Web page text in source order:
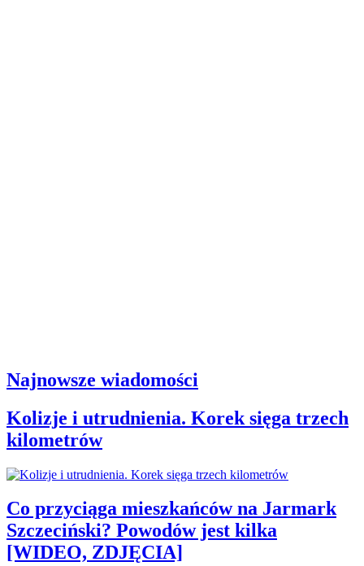
Najnowsze wiadomości
Kolizje i utrudnienia. Korek sięga trzech
kilometrów
Co przyciąga mieszkańców na Jarmark
Szczeciński? Powodów jest kilka
[WIDEO, ZDJĘCIA]